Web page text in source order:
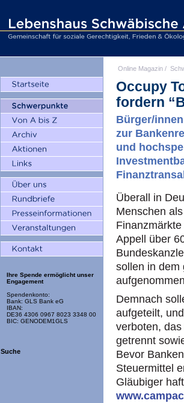
Ihre Spende ermöglicht unser
Engagement
Spendenkonto:
Bank: GLS Bank eG
IBAN:
DE36 4306 0967 8023 3348 00
BIC: GENODEM1GLS
Suche
Online Magazin /
Occupy
fordern
Bürger/
zur
und
Überall in
Menschen
Appell über
sollen in dem
Demnach
aufgeteilt,
verboten,
getrennt
Bevor
Steuermittel
Gläubiger